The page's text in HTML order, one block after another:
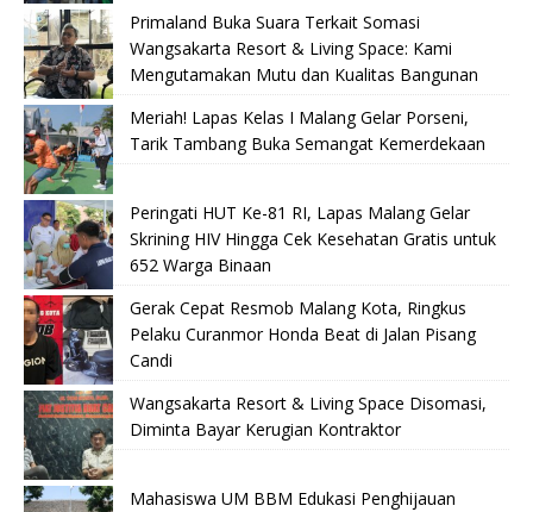
Primaland Buka Suara Terkait Somasi
Wangsakarta Resort & Living Space: Kami
Mengutamakan Mutu dan Kualitas Bangunan
Meriah! Lapas Kelas I Malang Gelar Porseni,
Tarik Tambang Buka Semangat Kemerdekaan
Peringati HUT Ke-81 RI, Lapas Malang Gelar
Skrining HIV Hingga Cek Kesehatan Gratis untuk
652 Warga Binaan
Gerak Cepat Resmob Malang Kota, Ringkus
Pelaku Curanmor Honda Beat di Jalan Pisang
Candi
Wangsakarta Resort & Living Space Disomasi,
Diminta Bayar Kerugian Kontraktor
Mahasiswa UM BBM Edukasi Penghijauan